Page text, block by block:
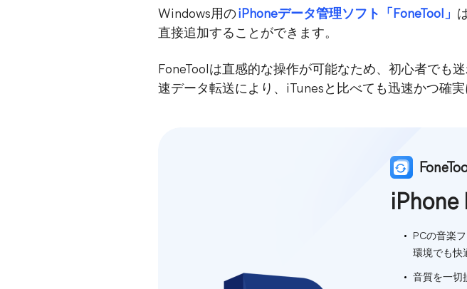
Windows用のiPhoneデータ管理ソフト「FoneTool」
直接追加することができます。
FoneToolは直感的な操作が可能なため、初心者でも
速データ転送により、iTunesと比べても迅速かつ確
iPhone
PCの音楽
環境でも快
音質を一切